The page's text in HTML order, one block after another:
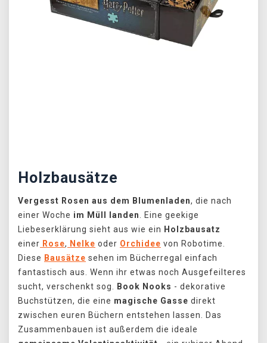
Holzbausätze
Vergesst Rosen aus dem Blumenladen, die nach
einer Woche im Müll landen
. Eine geekige
Liebeserklärung sieht aus wie ein Holzbausatz
einer Rose, Nelke oder Orchidee von Robotime.
Diese Bausätze sehen im Bücherregal einfach
fantastisch aus. Wenn ihr etwas noch Ausgefeilteres
sucht, verschenkt sog.
Book Nooks - dekorative
Buchstützen, die eine magische Gasse direkt
zwischen euren Büchern entstehen lassen. Das
Zusammenbauen ist außerdem die ideale